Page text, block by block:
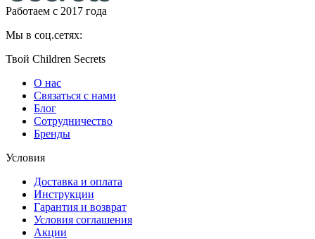
Работаем с 2017 года
Мы в соц.сетях:
Твой Children Secrets
О нас
Связаться с нами
Блог
Сотрудничество
Бренды
Условия
Доставка и оплата
Инструкции
Гарантия и возврат
Условия соглашения
Акции